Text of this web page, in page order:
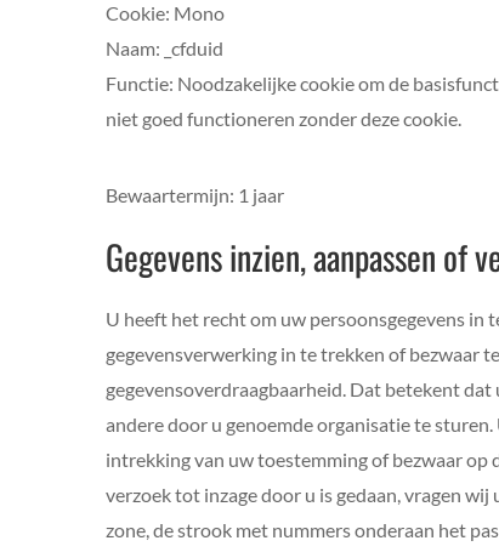
Cookie: Mono
Naam: _cfduid
Functie: Noodzakelijke cookie om de
niet goed functioneren zonder deze cookie.
Bewaartermijn: 1 jaar
Gegevens inzien, aanpassen of
U heeft het recht om uw persoonsgegevens
gegevensverwerking in te trekken of bezwaar
gegevensoverdraagbaarheid. Dat betekent
andere door u genoemde organisatie te
intrekking van uw toestemming of bezwaar op
verzoek tot inzage door u is gedaan, vragen
zone, de strook met nummers onderaan het